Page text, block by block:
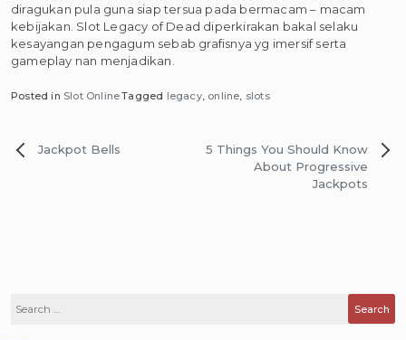
diragukan pula guna siap tersua pada bermacam – macam
kebijakan. Slot Legacy of Dead diperkirakan bakal selaku
kesayangan pengagum sebab grafisnya yg imersif serta
gameplay nan menjadikan.
Posted in Slot OnlineTagged legacy, online slots
PostJackpot Bells
5 Things You Should Know
About Progressive
Jackpots
Search